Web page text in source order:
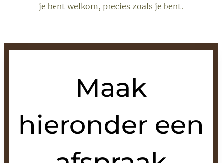
je bent welkom, precies zoals je bent.
Maak
hieronder een